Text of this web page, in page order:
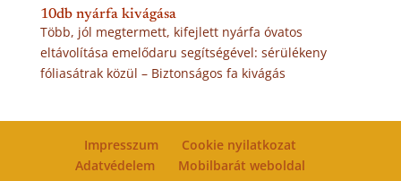
10db nyárfa kivágása
Több, jól megtermett, kifejlett nyárfa óvatos
eltávolítása emelődaru segítségével: sérülékeny
fóliasátrak közül – Biztonságos fa kivágás
Impresszum
Cookie nyilatkozat
Adatvédelem
Mobilbarát weboldal